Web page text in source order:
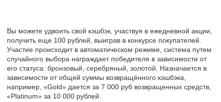
Вы можете удвоить свой кэшбэк, участвуя в ежедневной акции,
получить еще 100 рублей, выиграв в конкурсе покупателей.
Участие происходит в автоматическом режиме, система путем
случайного выбора награждает победителя в зависимости от
его статуса: бронзовый, серебряный, золотой. Назначается в
зависимости от общей суммы возвращённого кэшбэка,
например, «Gold» дается за 7 000 руб возвращенных средств,
«Platinum» за 10 000 рублей.